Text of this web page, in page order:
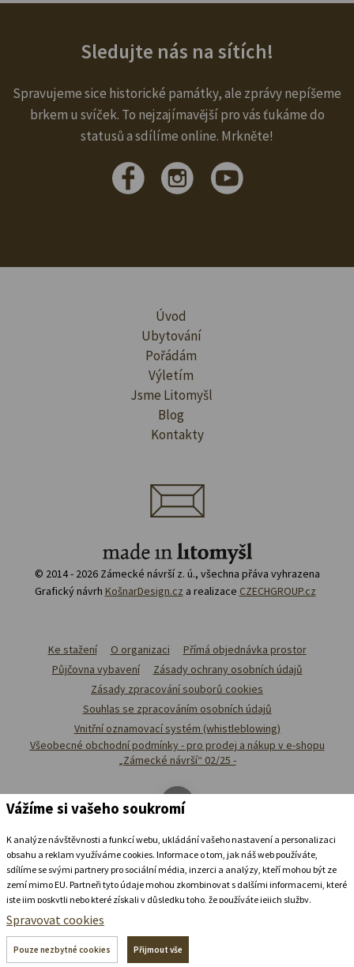
Ubytovat se v
+420 739 337 992
Sledujte nás na sítích!
Spravujeme sice historické památky, ale zprávy nepíšeme
brkem u svíček. To nejzajímavější pro vás ťukáme do
statusů a sdílíme online. Mrkněte!
Úvod
Ubytování
Pořádám
Výletím
Jsme Litomyšl
Blog
Kontakty
© 2014 - 2026 Zámecké návrší z. ú., všechna přáva vyhrazena
Grafický návrh KošnarDesign.cz a realizace CZECHGROUP.cz
Ke stažení O organizaci
Přímá objednávka prostor
Půjčovna vybavení
Zásady ochrany osobních údajů
Zásady zpracování souborů cookies
Souhlas se zpracováním osobních údajů
Vnitřní oznamovací systém (whistleblowing)
Všeobecné obchodní podmínky - pro prodej a nákup v e-shopu
„Zámecké návrší“ 02/25 -
Vážíme si vašeho soukromí
K analýze návštěvnosti a funkcí webu, ukládání vašeho nastavení a personalizaci
obsahu a reklam využíváme cookies. Informace o tom, jak náš web používáte,
sdílíme se svými partnery pro sociální média, inzerci a analýzy, kteří mohou být ze
zemí mimo EU. Partneři tyto údaje mohou zkombinovat s dalšími informacemi, které
jste jim poskytli nebo které získali v důsledku toho, že používáte jejich služby.
Podrobné informace
Spravovat cookies
Pouze nezbytné cookies Přijmout vše